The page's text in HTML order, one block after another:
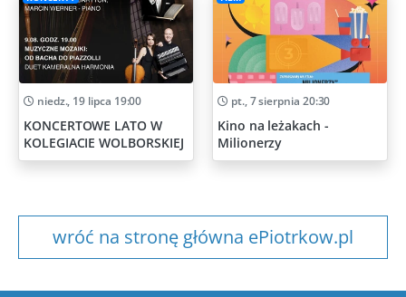
niedz., 19 lipca 19:00
KONCERTOWE LATO W
KOLEGIACIE WOLBORSKIEJ
pt., 7 sierpnia 20:30
Kino na leżakach -
Milionerzy
wróć na stronę główna ePiotrkow.pl